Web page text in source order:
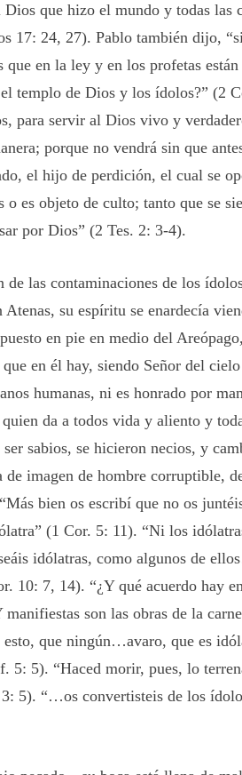
que hizo el mundo y todas las
17: 24, 27). Pablo también dijo,
que en la ley y en los profetas
templo de Dios y los ídolos?” (2
para servir al Dios vivo y
porque no vendrá sin que
el hijo de perdición, el cual se
es objeto de culto; tanto que se
por Dios” (2 Tes. 2: 3-4).
de las contaminaciones de los
Atenas, su espíritu se enardecía
en pie en medio del
en él hay, siendo Señor del
humanas, ni es honrado por
da a todos vida y aliento y
sabios, se hicieron necios, y
imagen de hombre corruptible,
bien os escribí que no os
(1 Cor. 5: 11). “Ni los
idólatras, como algunos de
10: 7, 14). “¿Y qué acuerdo hay
son las obras de la
que ningún…avaro, que es
5: 5). “Haced morir, pues, lo
5). “…os convertisteis de los